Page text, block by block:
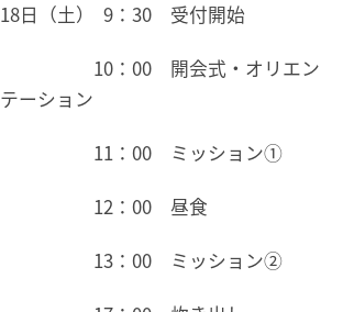
18日（土） 9：30 受付開始
10：00 開会式・オリエン
テーション
11：00 ミッション①
12：00 昼食
13：00 ミッション②